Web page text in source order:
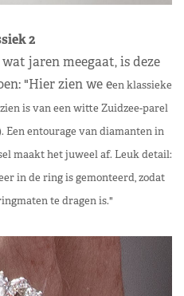
2
jaren meegaat, is deze
"Hier zien we een klassieke
is van een witte Zuidzee-parel
Een entourage van diamanten in
maakt het juweel af. Leuk detail:
in de ring is gemonteerd, zodat
te dragen is."